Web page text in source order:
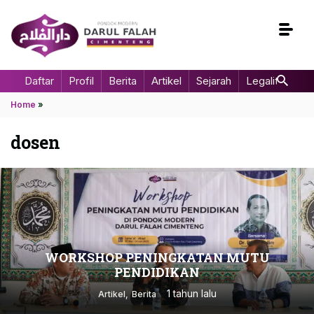
Daftar Profil Berita Artikel Sejarah Legalitas
Home »
dosen
WORKSHOP PENINGKATAN MUTU
PENDIDIKAN
Artikel Berita 1 tahun lalu